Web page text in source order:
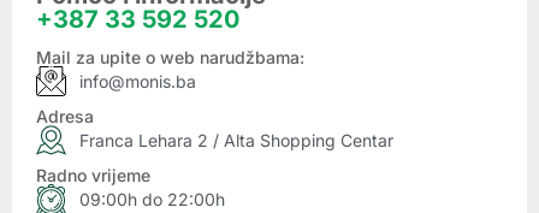
+387 33 592 520
Mail za upite o web narudžbama:
info@monis.ba
Adresa
Franca Lehara 2 / Alta Shopping Centar
Radno vrijeme
09:00h do 22:00h